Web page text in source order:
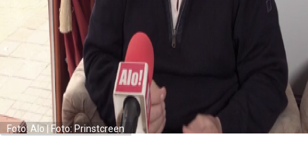
Foto: Alo | Foto: Prinstcreen